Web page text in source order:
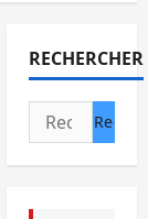
RECHERCHER
Rechercher :